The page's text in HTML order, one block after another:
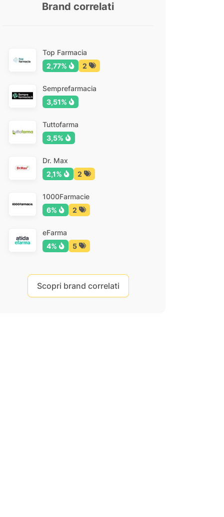
Brand correlati
Top Farmacia
2,77%
2
Semprefarmacia
3,51%
Tuttofarma
3,5%
Dr. Max
2,1%
2
1000Farmacie
6%
2
eFarma
4%
5
Scopri brand correlati